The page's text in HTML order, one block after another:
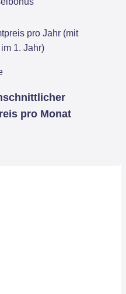
pro Jahr (mit
1. Jahr)
pro Monat